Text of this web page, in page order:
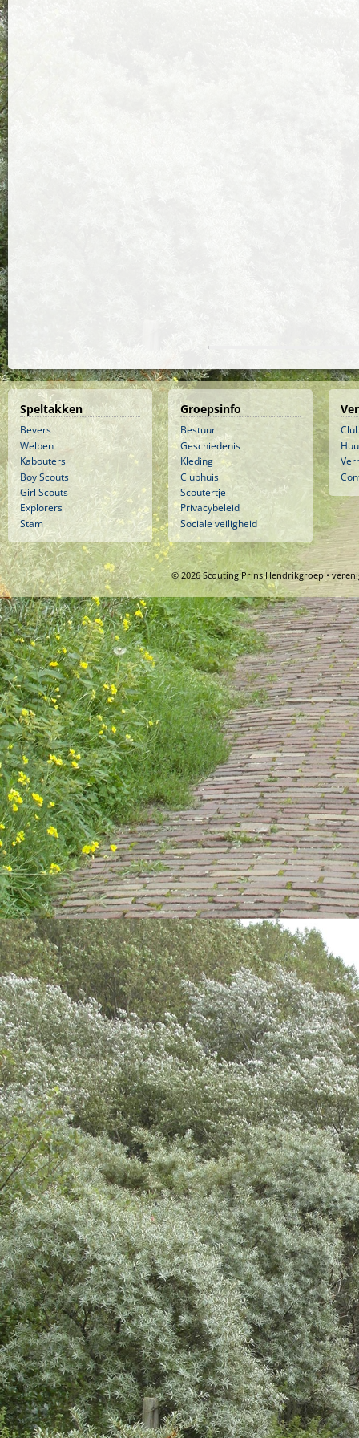
Speltakken
Bevers
Welpen
Kabouters
Boy Scouts
Girl Scouts
Explorers
Stam
Groepsinfo
Bestuur
Geschiedenis
Kleding
Clubhuis
Scoutertje
Privacybeleid
Sociale veiligheid
© 2026 Scouting Prins Hendrikgroep •